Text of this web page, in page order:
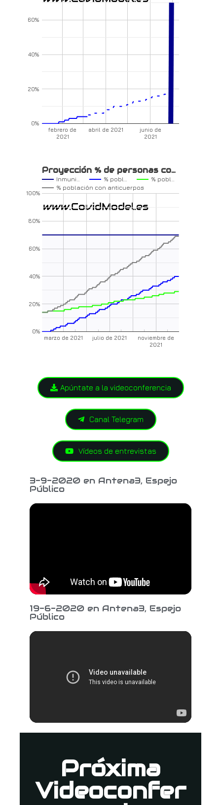
febrero de
2021
abril de 2021
junio de
2021
0%
20%
40%
60%
Proyección % de personas co…
Inmuni… % pobl…
% pobl…
% población con anticuerpos
marzo de 2021 julio de 2021
noviembre de
2021
0%
20%
40%
60%
80%
100%
Apúntate a la videoconferencia
Canal Telegram
Vídeos de entrevistas
3-9-2020 en Antena3, Espejo
Público
19-6-2020 en Antena3, Espejo
Público
Próxima
Videoconfer